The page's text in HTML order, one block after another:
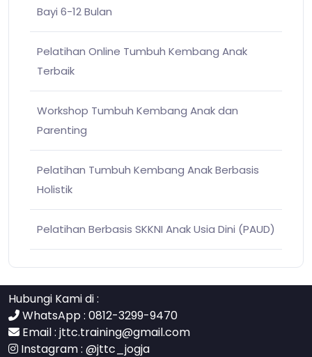
Bayi 6-12 Bulan
Pelatihan Online Tumbuh Kembang Anak
Terbaik
Workshop Tumbuh Kembang Anak dan
Parenting
Pelatihan Tumbuh Kembang Anak Berbasis
Holistik
Pelatihan Berbasis SKKNI Anak Usia Dini (PAUD)
Hubungi Kami di :
WhatsApp : 0812-3299-9470
Email : jttc.training@gmail.com
Instagram : @jttc_jogja